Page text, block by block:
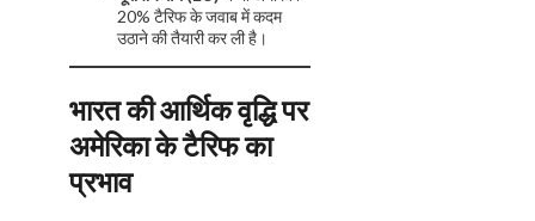
20% टैरिफ के जवाब में कदम
उठाने की तैयारी कर ली है।
भारत की आर्थिक वृद्धि पर
अमेरिका के टैरिफ का
प्रभाव